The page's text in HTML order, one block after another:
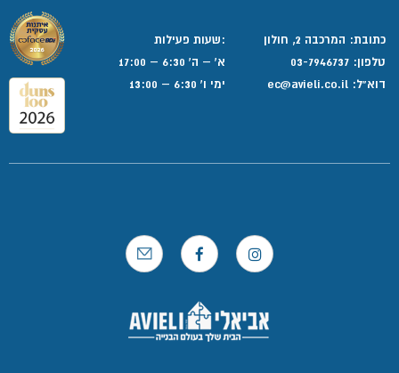
כתובת: המרכבה 2, חולון
טלפון: 03-7946737
דוא”ל:
:שעות פעילות
א' – ה' 6:30 – 17:00
ימי ו' 6:30 – 13:00